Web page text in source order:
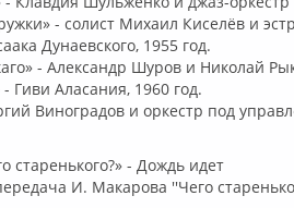
- солист Михаил Киселёв и
Дунаевского, 1955 год.
- Александр Шуров и Николай
Гиви Аласания, 1960 год.
Виноградов и оркестр под
старенького?» - Дождь идет
И. Макарова ''Чего